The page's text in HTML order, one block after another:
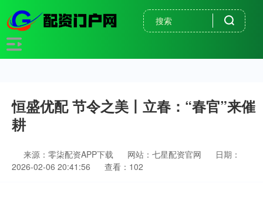
恒盛优配 节令之美丨立春：“春官”来催
耕
来源：零柒配资APP下载 网站：七星配资官网
日期：
2026-02-06 20:41:56
查看：102